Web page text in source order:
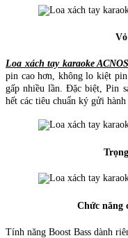
Loa xách tay karaoke
pin cao hơn, không lo kiệt pin
gấp nhiều lần. Đặc biệt, Pin
hết các tiêu chuẩn ký gửi
Chức năng
Tính năng Boost Bass dành